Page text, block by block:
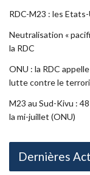
RDC-M23 : les
Neutralisation «
la RDC
ONU : la RDC
lutte contre le
M23 au Sud-Kivu :
la mi-juillet (ONU)
Dernières